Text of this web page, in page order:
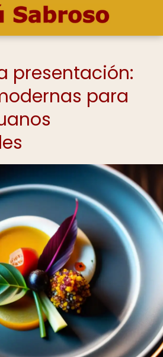
presentación:
para